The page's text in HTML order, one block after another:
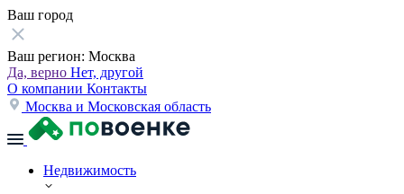
Ваш город
Ваш регион: Москва
Да, верно Нет, другой
О компании Контакты
Москва и Московская область
Недвижимость